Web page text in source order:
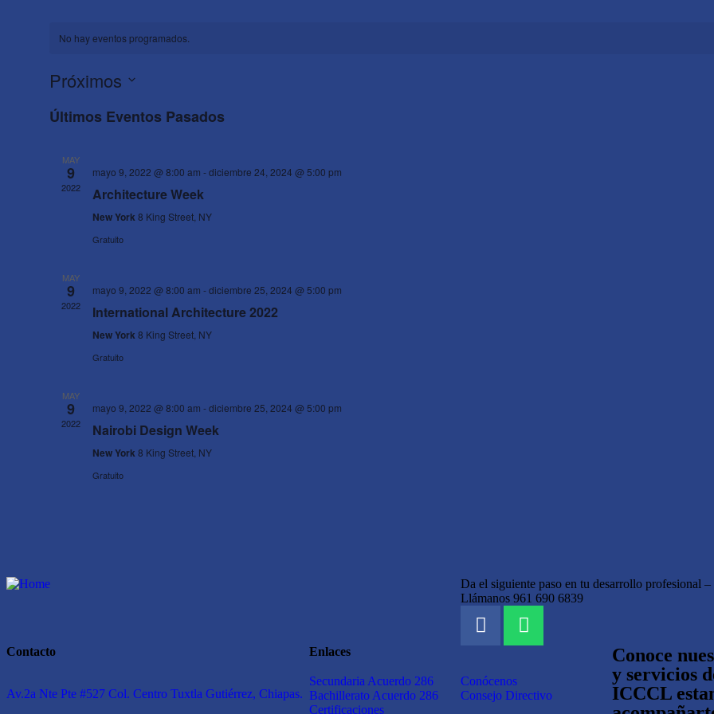
No hay eventos programados.
Próximos
la
Últimos Eventos Pasados
MAY
9
2022
mayo 9, 2022 @ 8:00 am -diciembre 24, 2024 @ 5:00 pm
Architecture Week
New York8 King Street, NY
Gratuito
MAY
9
2022
mayo 9, 2022 @ 8:00 am -diciembre 25, 2024 @ 5:00 pm
International Architecture 2022
New York8 King Street, NY
Gratuito
MAY
9
2022
mayo 9, 2022 @ 8:00 am -diciembre 25, 2024 @ 5:00 pm
Nairobi Design Week
New York8 King Street, NY
Gratuito
Da el siguiente paso en tu desarrollo profesional –
Llámanos 961 690 6839
Contacto
Av.2a Nte Pte #527 Col. Centro Tuxtla Gutiérrez, Chiapas.
Enlaces
Secundaria Acuerdo 286
Bachillerato Acuerdo 286
Certificaciones
Conócenos
Consejo Directivo
Conoce
y servicios
ICCCL